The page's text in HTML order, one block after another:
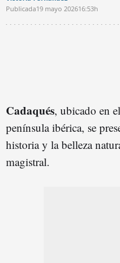
Publicada19 mayo 202616:53h
Cadaqués, ubicado en
península ibérica, se
historia y la belleza
magistral.